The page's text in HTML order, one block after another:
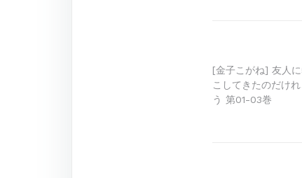
Post
navigation
[金子こがね] 友人
こしてきたのだけ
う 第01-03巻